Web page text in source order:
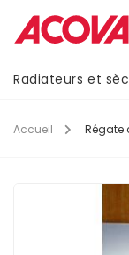
contenu
principale
Radiateurs et
Accueil Régate